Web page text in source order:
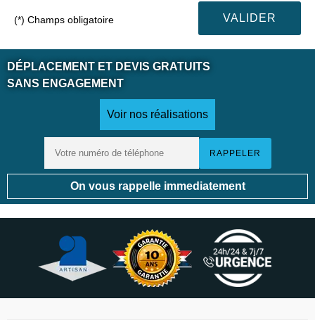
(*) Champs obligatoire
DÉPLACEMENT ET DEVIS GRATUITS
SANS ENGAGEMENT
Voir nos réalisations
On vous rappelle immediatement